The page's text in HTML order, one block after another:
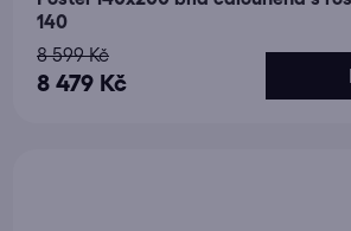
140
8 479 Kč
8 599 Kč